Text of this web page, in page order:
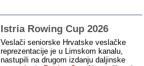
Istria Rowing Cup 2026
Veslači seniorske Hrvatske veslačke
reprezentacije je u Limskom kanalu,
nastupili na drugom izdanju daljinske